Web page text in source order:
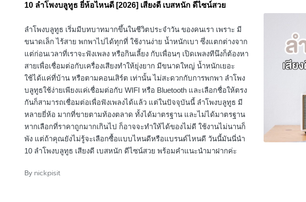
10 ลําโพงบลูทูธ ยี่ห้อไหนดี [2026] เสียงดี เบสหนัก ดีไซน์สวย
ลำโพงบลูทูธ เริ่มมีบทบาทมากขึ้นในชีวิตประจำวัน ของคนเรา เพราะ มี
ขนาดเล็ก ไร้สาย พกพาไปได้ทุกที่ ใช้งานง่าย น้ำหนักเบา ซึ่งแตกต่างจาก
แต่ก่อนเวลาที่เราจะฟังเพลง หรือกินเลี้ยง กับเพื่อนๆ เปิดเพลงทีนึงก็ต้องหา
สายเพื่อเชื่อมต่อกับเครื่องเสียงทำให้ยุ่งยาก มีขนาดใหญ่ น้ำหนักเยอะ
ใช้ได้แค่ที่บ้าน หรือตามคอนเสิร์ต เท่านั้น ไม่สะดวกกับการพกพา ลำโพง
บลูทูธใช้ง่ายเพียงแค่เชื่อมต่อกับ WIFI หรือ Bluetooth และเลือกชื่อให้ตรง
กันก็สามารถเชื่อมต่อเพื่อฟังเพลงได้แล้ว แต่ในปัจจุบันนี้ ลำโพงบลูทูธ มี
หลายยี่ห้อ มากที่ขายตามท้องตลาด ทั้งได้มาตรฐาน และไม่ได้มาตรฐาน
หากเลือกที่ราคาถูกมากเกินไป ก็อาจจะทำให้ได้ของไม่ดี ใช้งานไม่นานก็
พัง แต่ถ้าคุณยังไม่รู้จะเลือกซื้อแบบไหนดีหรือแบรนด์ไหนดี วันนี้มันนี่นำ
10 ลำโพงบลูทูธ เสียงดี เบสหนัก ดีไซน์สวย พร้อมคำแนะนำมาฝากค่ะ
Posted
By nickpisit